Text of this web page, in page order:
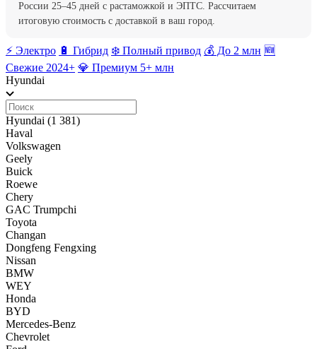
России 25–45 дней с растаможкой и ЭПТС. Рассчитаем
итоговую стоимость с доставкой в ваш город.
⚡️ Электро 🔋 Гибрид ❄️ Полный привод 💰 До 2 млн 🆕
Свежие 2024+ 💎 Премиум 5+ млн
Hyundai
Hyundai (1 381)
Haval
Volkswagen
Geely
Buick
Roewe
Chery
GAC Trumpchi
Toyota
Changan
Dongfeng Fengxing
Nissan
BMW
WEY
Honda
BYD
Mercedes-Benz
Chevrolet